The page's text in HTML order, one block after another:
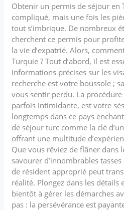
Obtenir un permis de séjour en
compliqué, mais une fois les
tout s’imbrique. De nombreux
cherchent ce permis pour
la vie d’expatrié. Alors,
Turquie ? Tout d’abord, il est
informations précises sur les
recherche est votre boussole ;
vous sentir perdu. La
parfois intimidante, est votre
longtemps dans ce pays
de séjour turc comme la clé
offrant une multitude
Que vous rêviez de flâner dans
savourer d’innombrables
de résident approprié peut
réalité. Plongez dans les
bientôt à gérer les démarches
pas : la persévérance est